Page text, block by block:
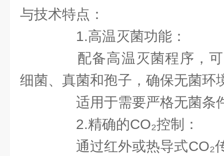
与技术特点：
1.高温灭菌功能：
配备高温灭菌程序，可
细菌、真菌和孢子，确保无菌环
适用于需要严格无菌条
2.精确的CO₂控制：
通过红外或热导式CO₂